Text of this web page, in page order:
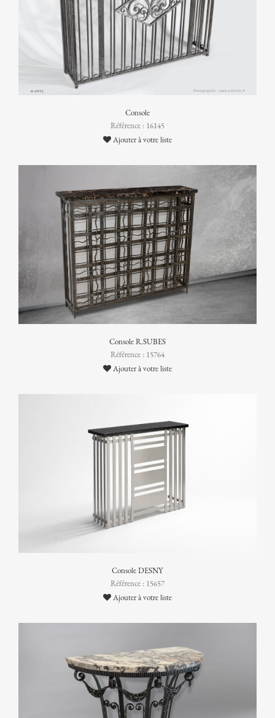
Console
Référence : 16145
Ajouter à votre liste
Console R.SUBES
Référence : 15764
Ajouter à votre liste
Console DESNY
Référence : 15657
Ajouter à votre liste